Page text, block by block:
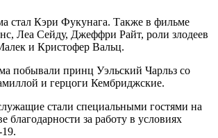
стал Кэри Фукунага. Также в фильме
Леа Сейду, Джеффри Райт, роли злодеев
и Кристофер Вальц.
побывали принц Уэльский Чарльз со
и герцоги Кембриджские.
стали специальными гостями на
благодарности за работу в условиях